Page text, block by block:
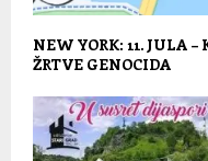
NEW YORK: 11. JULA
ŽRTVE GENOCIDA